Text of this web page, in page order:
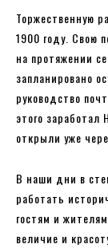
Торжественную
1900 году. Свою
на протяжении
запланировано
руководство
этого
открыли уже
В наши дни в
работать
гостям и
величие и